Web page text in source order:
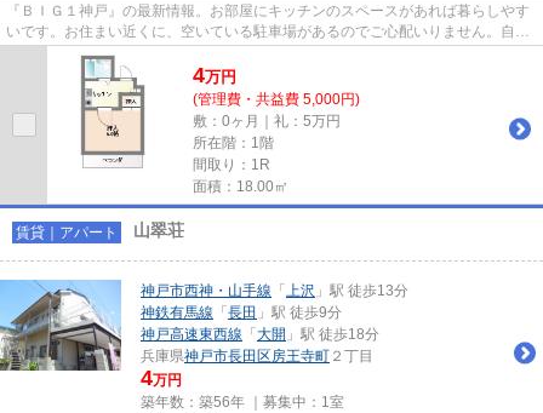
『ＢＩＧ１神戸』の最新情報。お部屋にキッチンのスペースがあれば暮らしやす
いです。お住まい近くに、空いている駐車場があるのでご心配いりません。自由
なレイアウトが出来る、鉄筋...
4万円
(管理費・共益費 5,000円)
敷：0ヶ月｜礼：5万円
所在階：1階
間取り：1R
面積：18.00㎡
賃貸｜アパート 山翠荘
神戸市西神・山手線 「 上沢 」駅 徒歩13分
神鉄有馬線 「 長田 」駅 徒歩9分
神戸高速東西線 「 大開 」駅 徒歩18分
兵庫県神戸市長田区房王寺町 ２丁目
4万円
築年数：築56年 ｜募集中： 1室